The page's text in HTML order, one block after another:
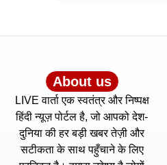
About us
LIVE वार्ता एक स्वतंत्र और निष्पक्ष
हिंदी न्यूज़ पोर्टल है, जो आपको देश-
दुनिया की हर बड़ी खबर तेज़ी और
सटीकता के साथ पहुँचाने के लिए